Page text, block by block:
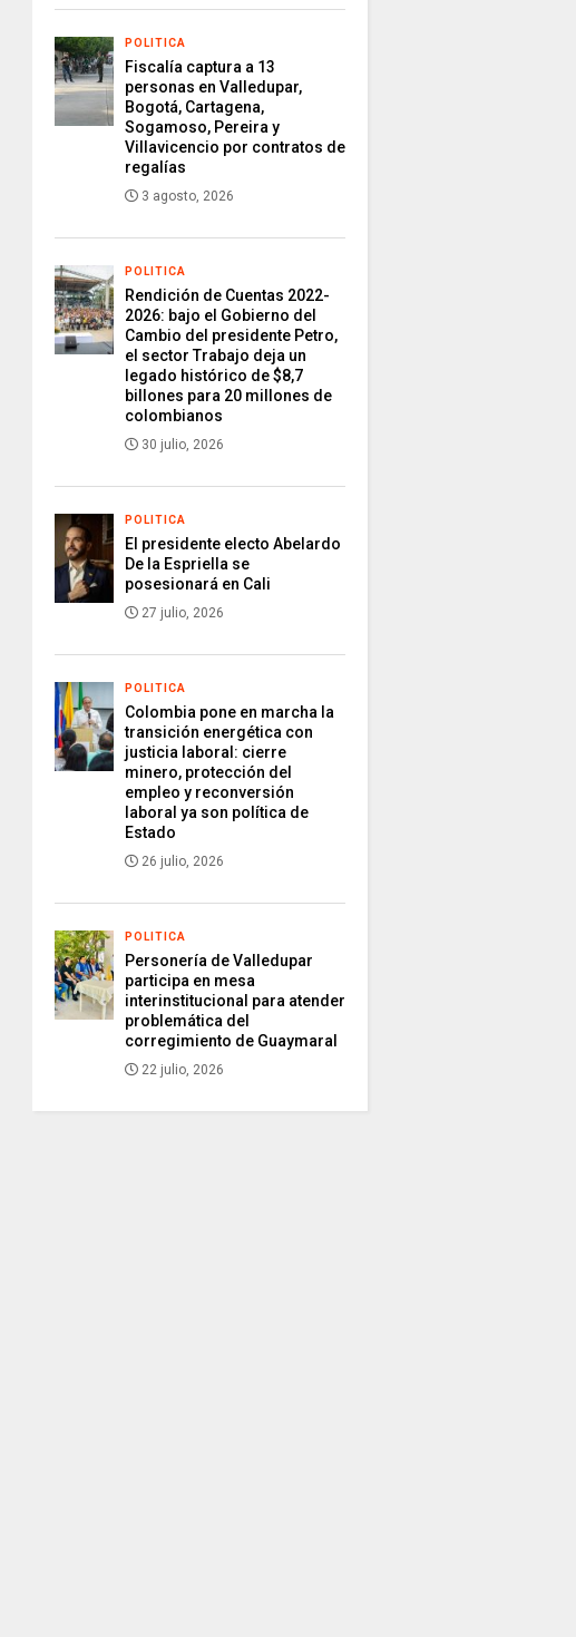
POLITICA
Fiscalía captura a 13
personas en Valledupar,
Bogotá, Cartagena,
Sogamoso, Pereira y
Villavicencio por contratos de
regalías
3 agosto, 2026
POLITICA
Rendición de Cuentas 2022-
2026: bajo el Gobierno del
Cambio del presidente Petro,
el sector Trabajo deja un
legado histórico de $8,7
billones para 20 millones de
colombianos
30 julio, 2026
POLITICA
El presidente electo Abelardo
De la Espriella se
posesionará en Cali
27 julio, 2026
POLITICA
Colombia pone en marcha la
transición energética con
justicia laboral: cierre
minero, protección del
empleo y reconversión
laboral ya son política de
Estado
26 julio, 2026
POLITICA
Personería de Valledupar
participa en mesa
interinstitucional para atender
problemática del
corregimiento de Guaymaral
22 julio, 2026